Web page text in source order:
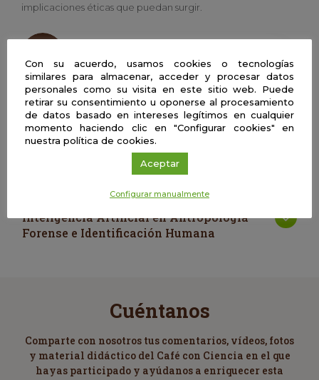
implicaciones éticas que puedan surgir.
Universidad de Granada
| Presencial
IMAIapp un modelo inteligente para la
protección de nuestros bosques
Inteligencia Artificial en Antropología
Forense e Identificación Humana
Cuéntanos
Comparte con nosotros tus comentarios, vídeos, fotos
y material didáctico del Café con Ciencia en el que
hayas participado y ayúdanos a enriquecer esta
Con su acuerdo, usamos cookies o tecnologías
similares para almacenar, acceder y procesar datos
personales como su visita en este sitio web. Puede
retirar su consentimiento u oponerse al procesamiento
de datos basado en intereses legítimos en cualquier
momento haciendo clic en "Configurar cookies" en
nuestra política de cookies.
Aceptar
Configurar manualmente